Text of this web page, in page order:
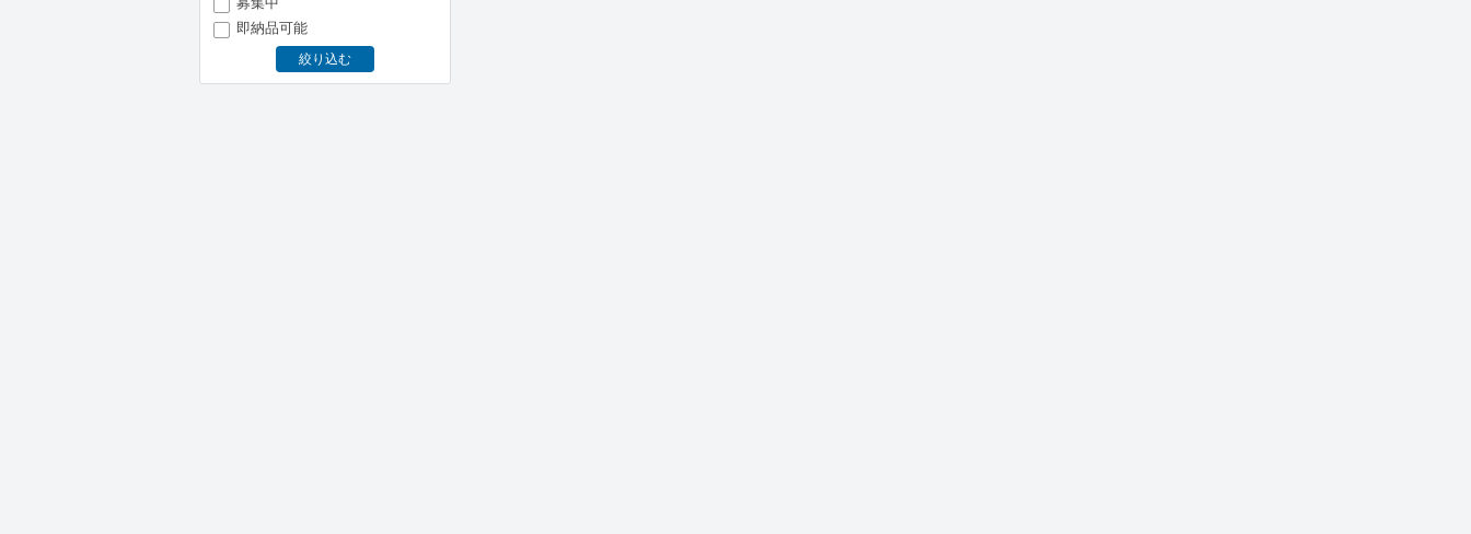
即納品可能
絞り込む